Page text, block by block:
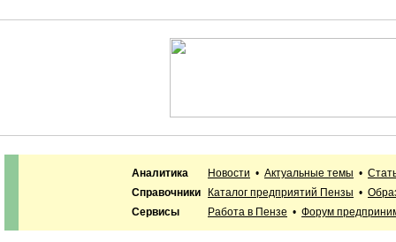
Аналитика Новости • Актуальные темы •
Справочники
Каталог предприятий Пензы •
Сервисы
Работа в Пензе • Форум